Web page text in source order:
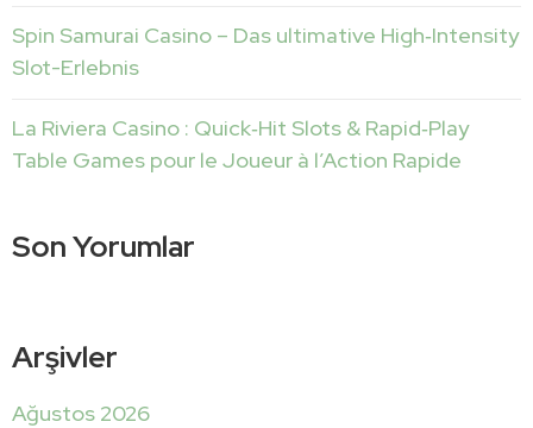
Spin Samurai Casino – Das ultimative High‑Intensity
Slot-Erlebnis
La Riviera Casino : Quick‑Hit Slots & Rapid‑Play
Table Games pour le Joueur à l’Action Rapide
Son Yorumlar
Arşivler
Ağustos 2026